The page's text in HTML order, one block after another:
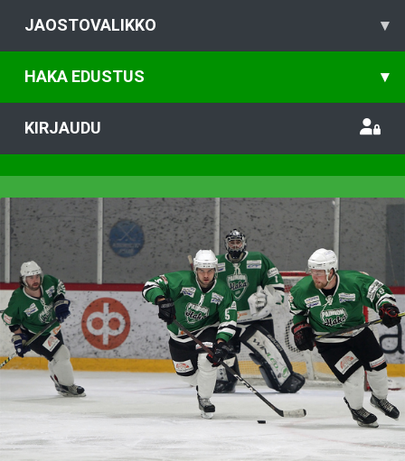
JAOSTOVALIKKO ▾
HAKA EDUSTUS ▾
KIRJAUDU